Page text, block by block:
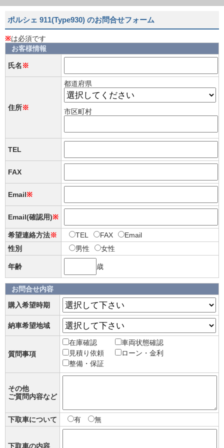
ポルシェ 911(Type930) のお問合せフォーム
※は必須です
お客様情報
氏名※
住所※
都道府県
市区町村
TEL
FAX
Email※
Email(確認用)※
希望連絡方法※ TEL FAX
Email
性別
男性 女性
年齢 歳
お問合せ内容
購入希望時期
納車希望地域
質問事項
在庫確認
車両状態確認
見積り依頼
ローン・金利
整備・保証
その他
ご質問内容など
下取車について 有 無
下取車の内容